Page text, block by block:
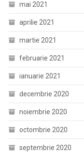
mai 2021
aprilie 2021
martie 2021
februarie 2021
ianuarie 2021
decembrie 2020
noiembrie 2020
octombrie 2020
septembrie 2020